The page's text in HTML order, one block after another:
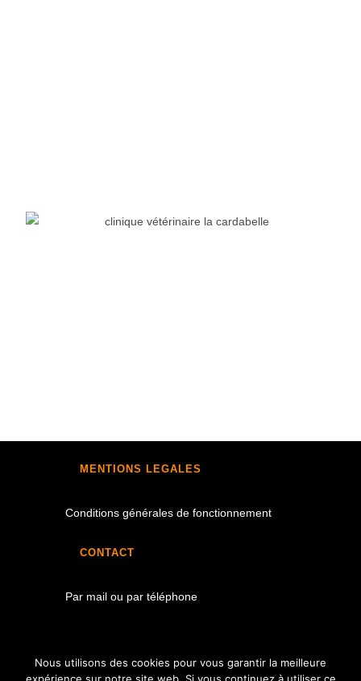
MENTIONS LEGALES
Conditions générales de fonctionnement
CONTACT
Par mail ou par téléphone
Nous utilisons des cookies pour vous garantir la meilleure